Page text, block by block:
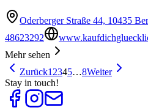
Oderberger Straße 44, 10435
48623292
Mehr sehen
Zurück1 2345…8Weiter
Stay in touch!